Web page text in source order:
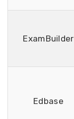
ExamBuilder
Edbase